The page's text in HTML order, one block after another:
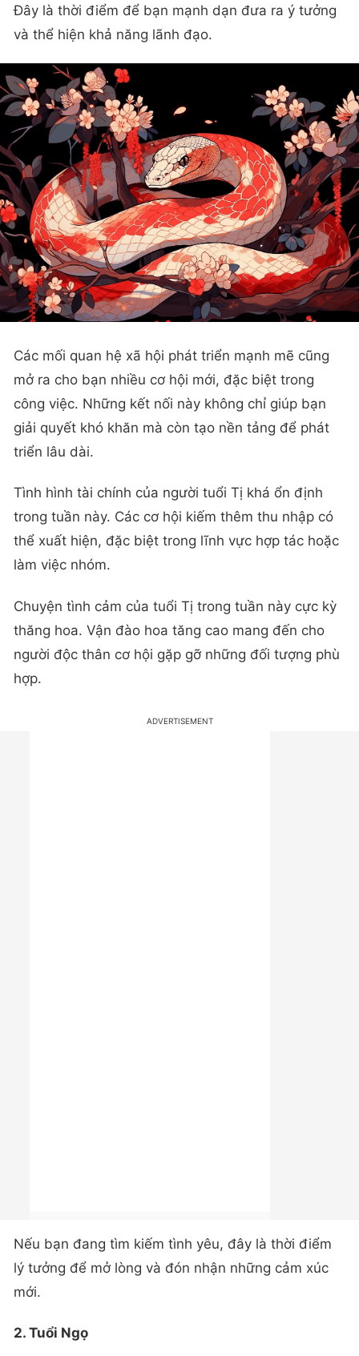
Đây là thời điểm để bạn mạnh dạn đưa ra ý tưởng
và thể hiện khả năng lãnh đạo.
Các mối quan hệ xã hội phát triển mạnh mẽ cũng
mở ra cho bạn nhiều cơ hội mới, đặc biệt trong
công việc. Những kết nối này không chỉ giúp bạn
giải quyết khó khăn mà còn tạo nền tảng để phát
triển lâu dài.
Tình hình tài chính của người tuổi Tị khá ổn định
trong tuần này. Các cơ hội kiếm thêm thu nhập có
thể xuất hiện, đặc biệt trong lĩnh vực hợp tác hoặc
làm việc nhóm.
Chuyện tình cảm của tuổi Tị trong tuần này cực kỳ
thăng hoa. Vận đào hoa tăng cao mang đến cho
người độc thân cơ hội gặp gỡ những đối tượng phù
hợp.
Nếu bạn đang tìm kiếm tình yêu, đây là thời điểm
lý tưởng để mở lòng và đón nhận những cảm xúc
mới.
2. Tuổi Ngọ